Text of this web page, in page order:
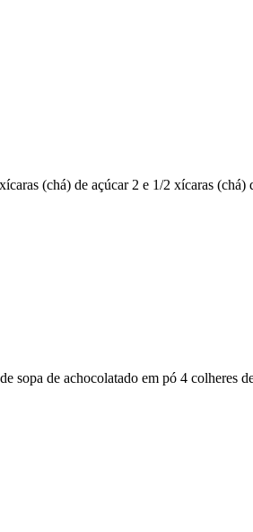
(chá) de açúcar 2 e 1/2 xícaras
sopa de achocolatado em pó 4 colheres